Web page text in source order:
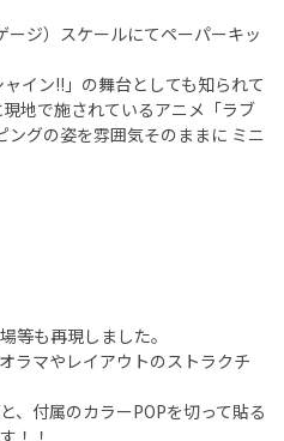
ジ）スケールにてペーパーキッ
イン!!」の舞台としても知られて
地で施されているアニメ「ラブ
グの姿を雰囲気そのままに ミニ
等も再現しました。
ラマやレイアウトのストラクチ
、付属のカラーPOPを切って貼る
！！